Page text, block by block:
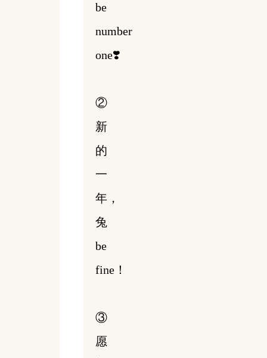
be
number
one❣️
②
新
的
一
年，
兔
be
fine！
③
愿